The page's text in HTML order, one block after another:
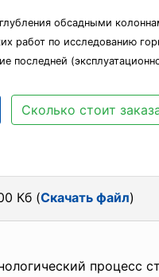
обсадными
работ по исследованию
последней
Сколько стоит
Кб (Скачать файл)
процесс